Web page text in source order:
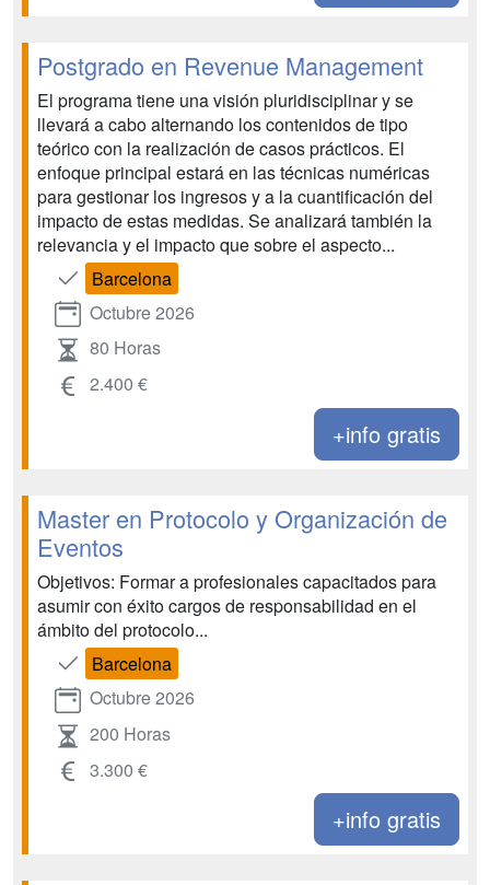
Postgrado en Revenue Management
El programa tiene una visión pluridisciplinar y se
llevará a cabo alternando los contenidos de tipo
teórico con la realización de casos prácticos. El
enfoque principal estará en las técnicas numéricas
para gestionar los ingresos y a la cuantificación del
impacto de estas medidas. Se analizará también la
relevancia y el impacto que sobre el aspecto...
Barcelona
Octubre 2026
80 Horas
2.400 €
+info gratis
Master en Protocolo y Organización de
Eventos
Objetivos: Formar a profesionales capacitados para
asumir con éxito cargos de responsabilidad en el
ámbito del protocolo...
Barcelona
Octubre 2026
200 Horas
3.300 €
+info gratis